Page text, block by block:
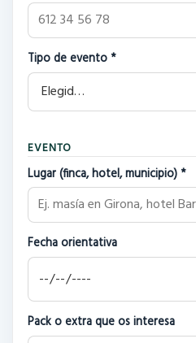
Tipo de evento *
EVENTO
Lugar (finca, hotel, municipio) *
Fecha orientativa
Pack o extra que os interesa